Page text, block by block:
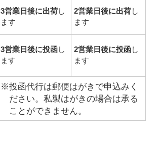
3営業日後に出荷し
ます
2営業日後に出荷し
ます
3営業日後に投函し
ます
2営業日後に投函し
ます
※投函代行は郵便はがきで申込みく
ださい。私製はがきの場合は承る
ことができません。